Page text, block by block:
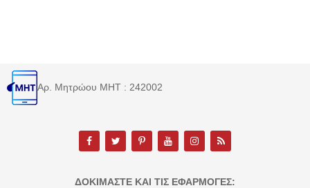
Αρ. Μητρώου MHT : 242002
ΔΟΚΙΜΆΣΤΕ ΚΑΙ ΤΙΣ ΕΦΑΡΜΟΓΈΣ: